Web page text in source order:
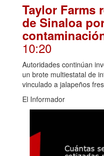
Taylor Farms
de Sinaloa
10:20
Autoridades continúan
un brote multiestatal de
vinculado a jalapeños
El Informador